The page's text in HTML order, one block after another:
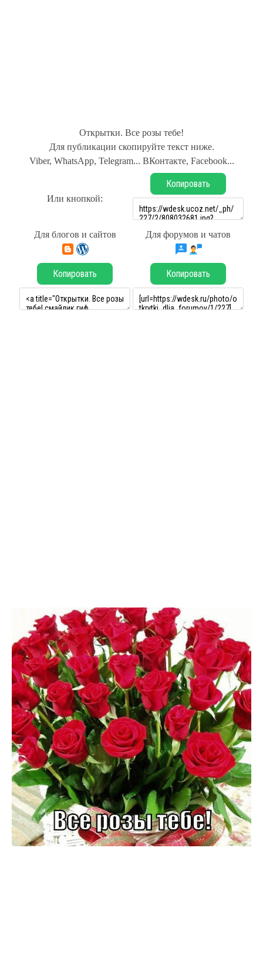
Открытки. Все розы тебе!
Для публикации скопируйте текст ниже.
Viber, WhatsApp, Telegram... ВКонтакте, Facebook...
Или кнопкой:
Копировать
Для блогов и сайтов Для форумов и чатов
Копировать Копировать